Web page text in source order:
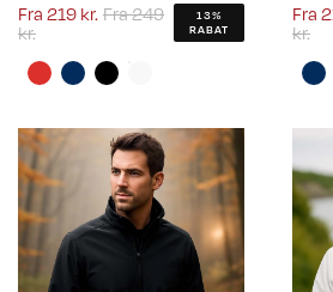
Fra 219 kr. Fra249
kr.
13%
RABAT
Fra
kr.